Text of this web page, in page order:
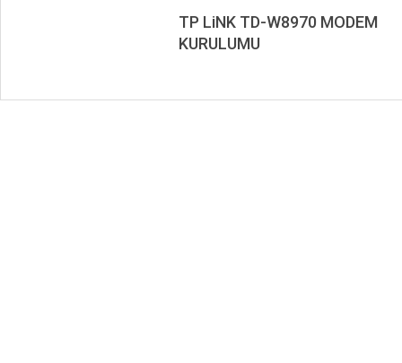
TP LiNK TD-W8970 MODEM
KURULUMU